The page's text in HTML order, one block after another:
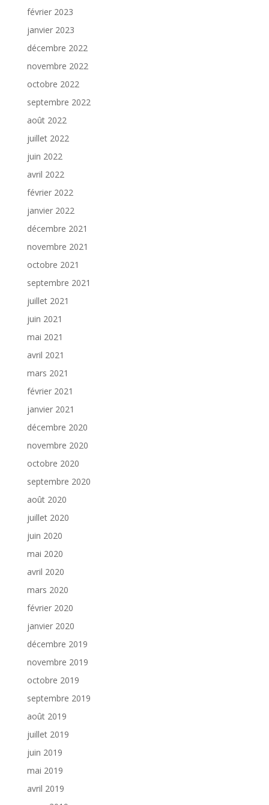
février 2023
janvier 2023
décembre 2022
novembre 2022
octobre 2022
septembre 2022
août 2022
juillet 2022
juin 2022
avril 2022
février 2022
janvier 2022
décembre 2021
novembre 2021
octobre 2021
septembre 2021
juillet 2021
juin 2021
mai 2021
avril 2021
mars 2021
février 2021
janvier 2021
décembre 2020
novembre 2020
octobre 2020
septembre 2020
août 2020
juillet 2020
juin 2020
mai 2020
avril 2020
mars 2020
février 2020
janvier 2020
décembre 2019
novembre 2019
octobre 2019
septembre 2019
août 2019
juillet 2019
juin 2019
mai 2019
avril 2019